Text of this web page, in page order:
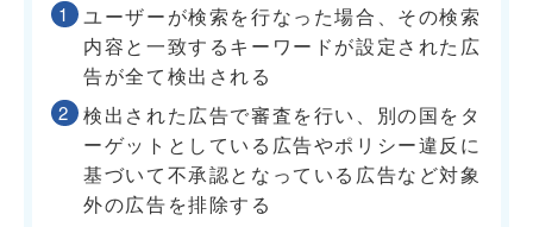
ユーザーが検索を行なった場合、その検索
内容と一致するキーワードが設定された広
告が全て検出される
検出された広告で審査を行い、別の国をタ
ーゲットとしている広告やポリシー違反に
基づいて不承認となっている広告など対象
外の広告を排除する